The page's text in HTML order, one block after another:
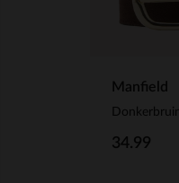
Manfield
34.99